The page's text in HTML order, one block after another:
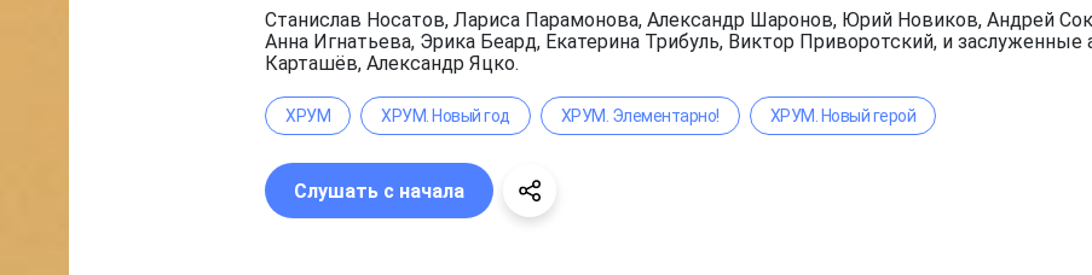
Станислав Носатов, Лариса Парамонова, Александр Шаронов, Юрий Новиков, Андрей
Анна Игнатьева, Эрика Беард, Екатерина Трибуль, Виктор Приворотский, и
Карташёв, Александр Яцко.
ХРУМ ХРУМ. Новый год ХРУМ. Элементарно! ХРУМ. Новый герой
Слушать с начала